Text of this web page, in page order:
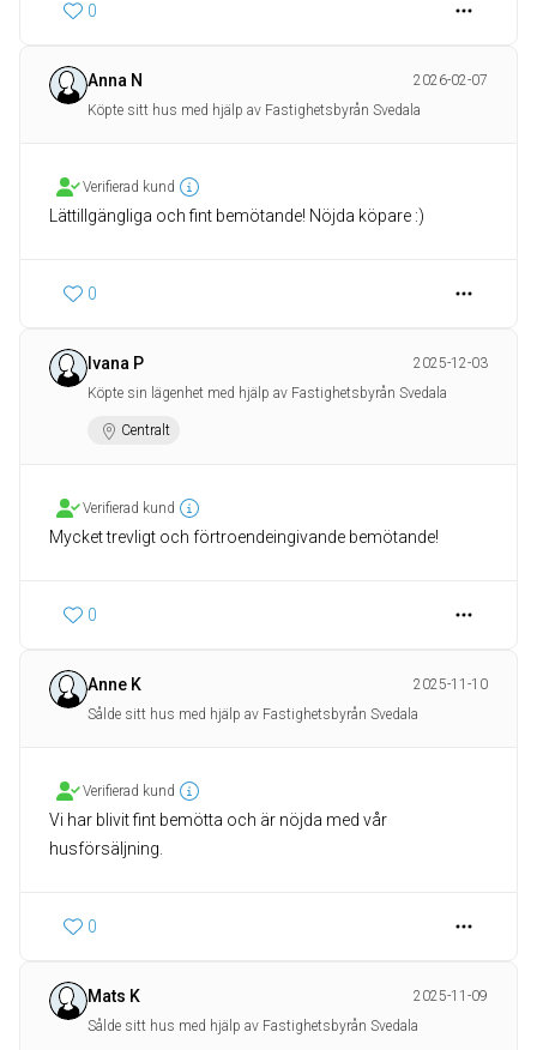
0
Anna N
2026-02-07
Köpte sitt hus med hjälp av Fastighetsbyrån Svedala
Verifierad kund
Lättillgängliga och fint bemötande! Nöjda köpare :)
0
Ivana P
2025-12-03
Köpte sin lägenhet med hjälp av Fastighetsbyrån Svedala
Centralt
Verifierad kund
Mycket trevligt och förtroendeingivande bemötande!
0
Anne K
2025-11-10
Sålde sitt hus med hjälp av Fastighetsbyrån Svedala
Verifierad kund
Vi har blivit fint bemötta och är nöjda med vår
husförsäljning.
0
Mats K
2025-11-09
Sålde sitt hus med hjälp av Fastighetsbyrån Svedala